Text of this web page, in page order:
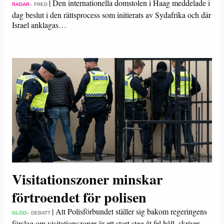
RADAR– FRED |Den internationella domstolen i Haag meddelade i
dag beslut i den rättsprocess som initierats av Sydafrika och där
Israel anklagas…
Visitationszoner minskar
förtroendet för polisen
GLÖD– DEBATT | Att Polisförbundet ställer sig bakom regeringens